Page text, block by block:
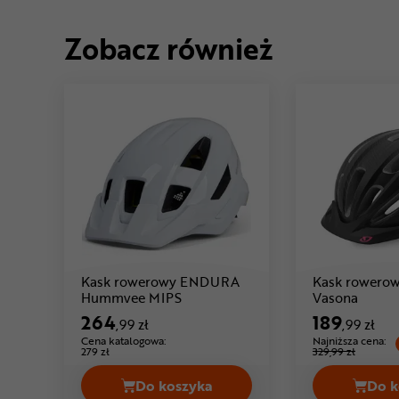
Zobacz również
Kask rowerowy ENDURA
Hummvee MIPS
264,99 zł
Cena katalogowa:
279 zł
Do koszyka
Kask rowerowy ENDURA
Kask
Vasona
189,99 zł
Najniższa cena:
329,99 zł
Do